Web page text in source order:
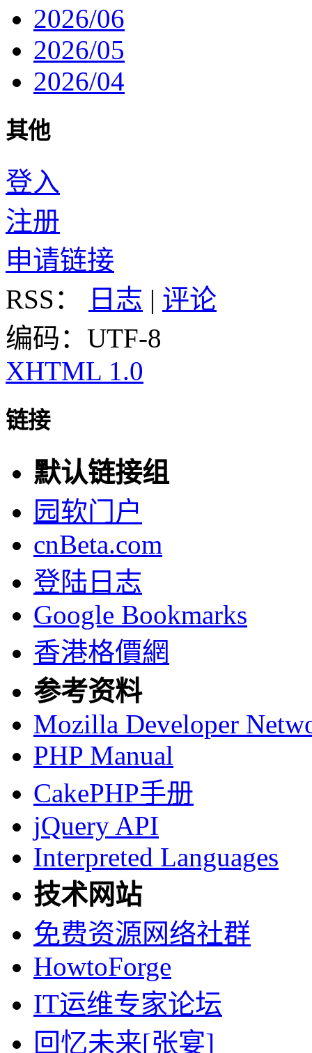
2026/06
2026/05
2026/04
其他
登入
注册
申请链接
RSS：
日志 | 评论
编码：UTF-8
XHTML 1.0
链接
默认链接组
园软门户
cnBeta.com
登陆日志
Google Bookmarks
香港格價網
参考资料
Mozilla Developer
PHP Manual
CakePHP手册
jQuery API
Interpreted Languages
技术网站
免费资源网络社群
HowtoForge
IT运维专家论坛
回忆未来[张宴]